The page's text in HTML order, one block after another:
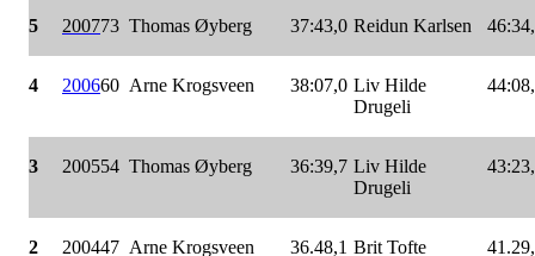
5 200773 Thomas Øyberg 37:43,0 Reidun Karlsen
4 200660 Arne Krogsveen 38:07,0 Liv Hilde
Drugeli
3 200554 Thomas Øyberg 36:39,7 Liv Hilde
Drugeli
2 200447 Arne Krogsveen 36.48,1 Brit Tofte